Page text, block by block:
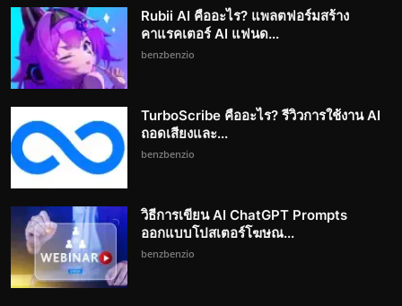
Rubii AI คืออะไร? แพลตฟอร์มสร้าง
คาแรคเตอร์ AI แฟนด...
benzbenzio
TurboScribe คืออะไร? รีวิวการใช้งาน AI
ถอดเสียงและ...
benzbenzio
วิธีการเขียน AI ChatGPT Prompts
ออกแบบโปสเตอร์โฆษณ...
benzbenzio